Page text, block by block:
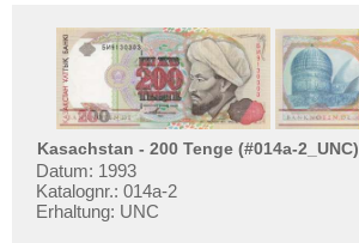
Kasachstan - 200 Tenge (#014a-2_UNC)
Datum: 1993
Katalognr.: 014a-2
Erhaltung: UNC